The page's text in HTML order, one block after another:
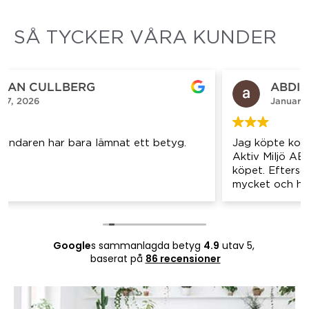
SÅ TYCKER VÅRA KUNDER
ABDI GULUMA
Jag köpte kontorsstolen Seating Director från
Aktiv Miljö AB och är mycket nöjd med hela
köpet. Eftersom jag har ett arbete där jag sitter
mycket och haft ont i ryggen, fick jag hjälp av
möjlighet att testa flera olika kontorsstolar innan
jag bestämde mig. Personalen delade med sig av
förklaringar om skillnaderna mellan de stolar som
Googles sammanlagda betyg 4.9 utav 5,
baserat på 86 recensioner